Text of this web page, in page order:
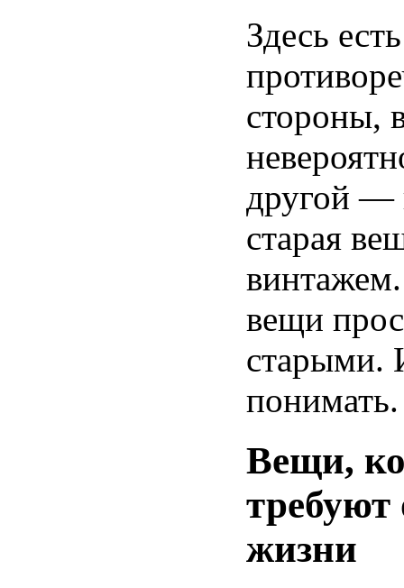
Здесь
стороны,
другой —
старая
вещи
старыми.
понимать.
Вещи,
требуют
жизни